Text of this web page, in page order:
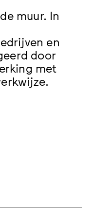
muur. In
en
door
met